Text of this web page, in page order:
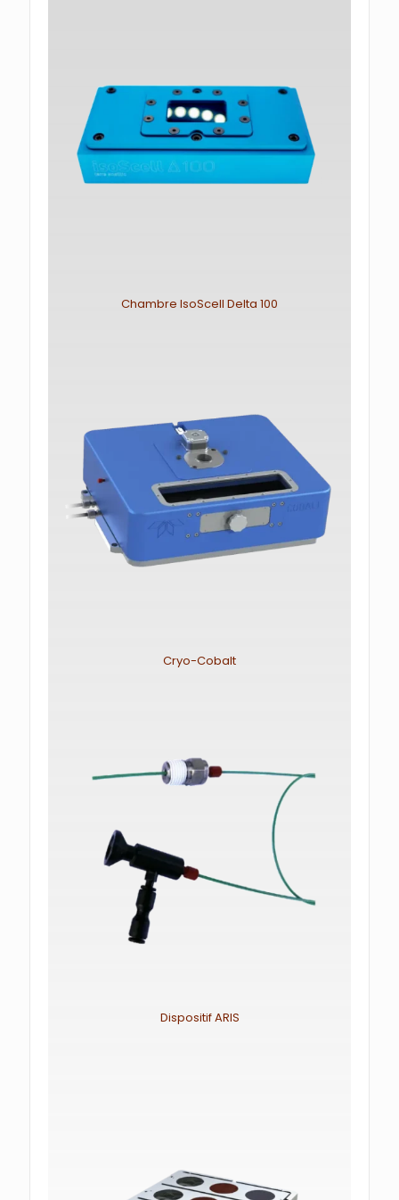
Chambre IsoScell Delta 100
Cryo-Cobalt
Dispositif ARIS